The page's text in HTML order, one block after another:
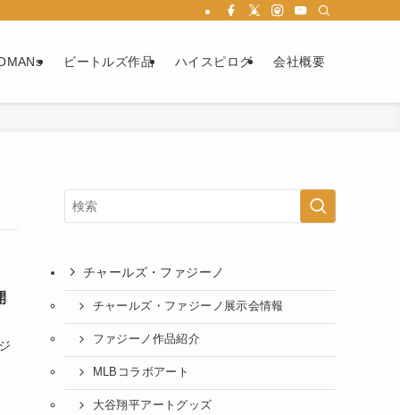
ビートルズ作品 ハイスピログ 会社概要
チャールズ・ファジーノ
チャールズ・ファジーノ展示会情報
ファジーノ作品紹介
MLBコラボアート
大谷翔平アートグッズ